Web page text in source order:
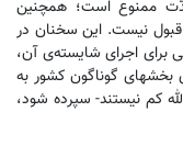
ممنوع است؛ همچنین
قبول نیست. این سخنان در
برای اجرای شایسته‌ی آن،
بخشهای گوناگون کشور به
کم نیستند- سپرده شود،